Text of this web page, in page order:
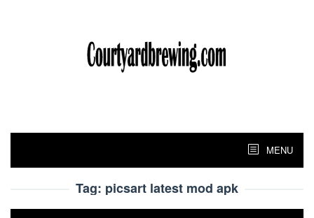
MENU
Tag: picsart latest mod apk